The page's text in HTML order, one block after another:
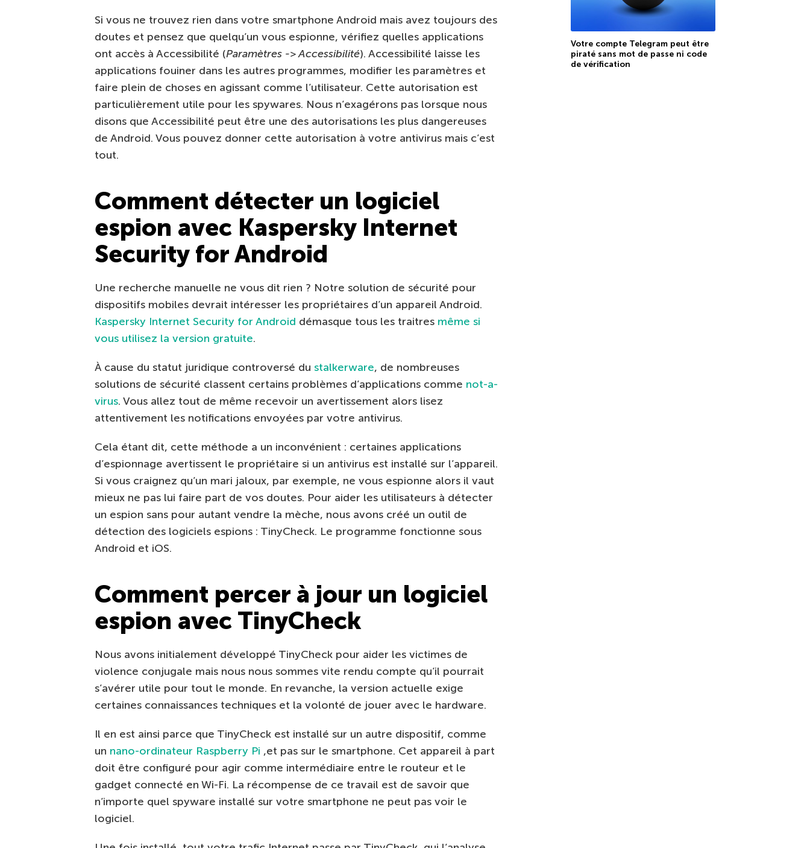
Si vous ne trouvez rien dans votre smartphone Android mais avez toujours des
doutes et pensez que quelqu’un vous espionne, vérifiez quelles applications
ont accès à Accessibilité (Paramètres -> Accessibilité). Accessibilité laisse les
applications fouiner dans les autres programmes, modifier les paramètres et
faire plein de choses en agissant comme l’utilisateur. Cette autorisation est
particulièrement utile pour les spywares. Nous n’exagérons pas lorsque nous
disons que Accessibilité peut être une des autorisations les plus dangereuses
de Android. Vous pouvez donner cette autorisation à votre antivirus mais c’est
tout.
Comment détecter un logiciel
espion avec Kaspersky Internet
Security for Android
Une recherche manuelle ne vous dit rien ? Notre solution de sécurité pour
dispositifs mobiles devrait intéresser les propriétaires d’un appareil Android.
Kaspersky Internet Security for Android démasque tous les traitres même si
vous utilisez la version gratuite.
À cause du statut juridique controversé du stalkerware, de nombreuses
solutions de sécurité classent certains problèmes d’applications comme not-a-
virus. Vous allez tout de même recevoir un avertissement alors lisez
attentivement les notifications envoyées par votre antivirus.
Cela étant dit, cette méthode a un inconvénient : certaines applications
d’espionnage avertissent le propriétaire si un antivirus est installé sur l’appareil.
Si vous craignez qu’un mari jaloux, par exemple, ne vous espionne alors il vaut
mieux ne pas lui faire part de vos doutes. Pour aider les utilisateurs à détecter
un espion sans pour autant vendre la mèche, nous avons créé un outil de
détection des logiciels espions : TinyCheck. Le programme fonctionne sous
Android et iOS.
Comment percer à jour un logiciel
espion avec TinyCheck
Nous avons initialement développé TinyCheck pour aider les victimes de
violence conjugale mais nous nous sommes vite rendu compte qu’il pourrait
s’avérer utile pour tout le monde. En revanche, la version actuelle exige
certaines connaissances techniques et la volonté de jouer avec le hardware.
Il en est ainsi parce que TinyCheck est installé sur un autre dispositif, comme
un nano-ordinateur Raspberry Pi ,et pas sur le smartphone. Cet appareil à part
doit être configuré pour agir comme intermédiaire entre le routeur et le
gadget connecté en Wi-Fi. La récompense de ce travail est de savoir que
n’importe quel spyware installé sur votre smartphone ne peut pas voir le
logiciel.
Votre compte Telegram peut être
piraté sans mot de passe ni code
de vérification